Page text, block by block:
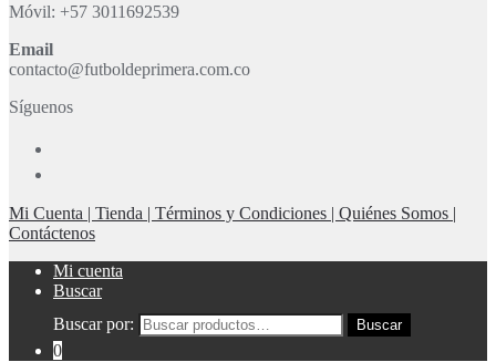
Móvil: +57 3011692539
Email
contacto@futboldeprimera.com.co
Síguenos
Mi Cuenta | Tienda | Términos y Condiciones | Quiénes Somos |
Contáctenos
Mi cuenta
Buscar
Buscar por:
Buscar
0